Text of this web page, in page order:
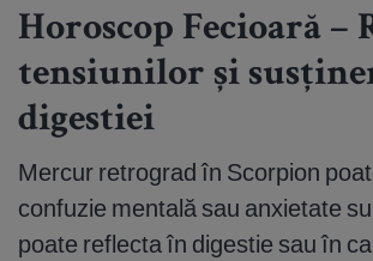
Horoscop Fecioară –
tensiunilor și
digestiei
Mercur retrograd în Scorpion
confuzie mentală sau anxietate
poate reflecta în digestie sau în